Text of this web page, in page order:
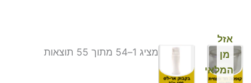
מציג 1–54 מתוך 55 תוצאות
אזל
מן
המלאי